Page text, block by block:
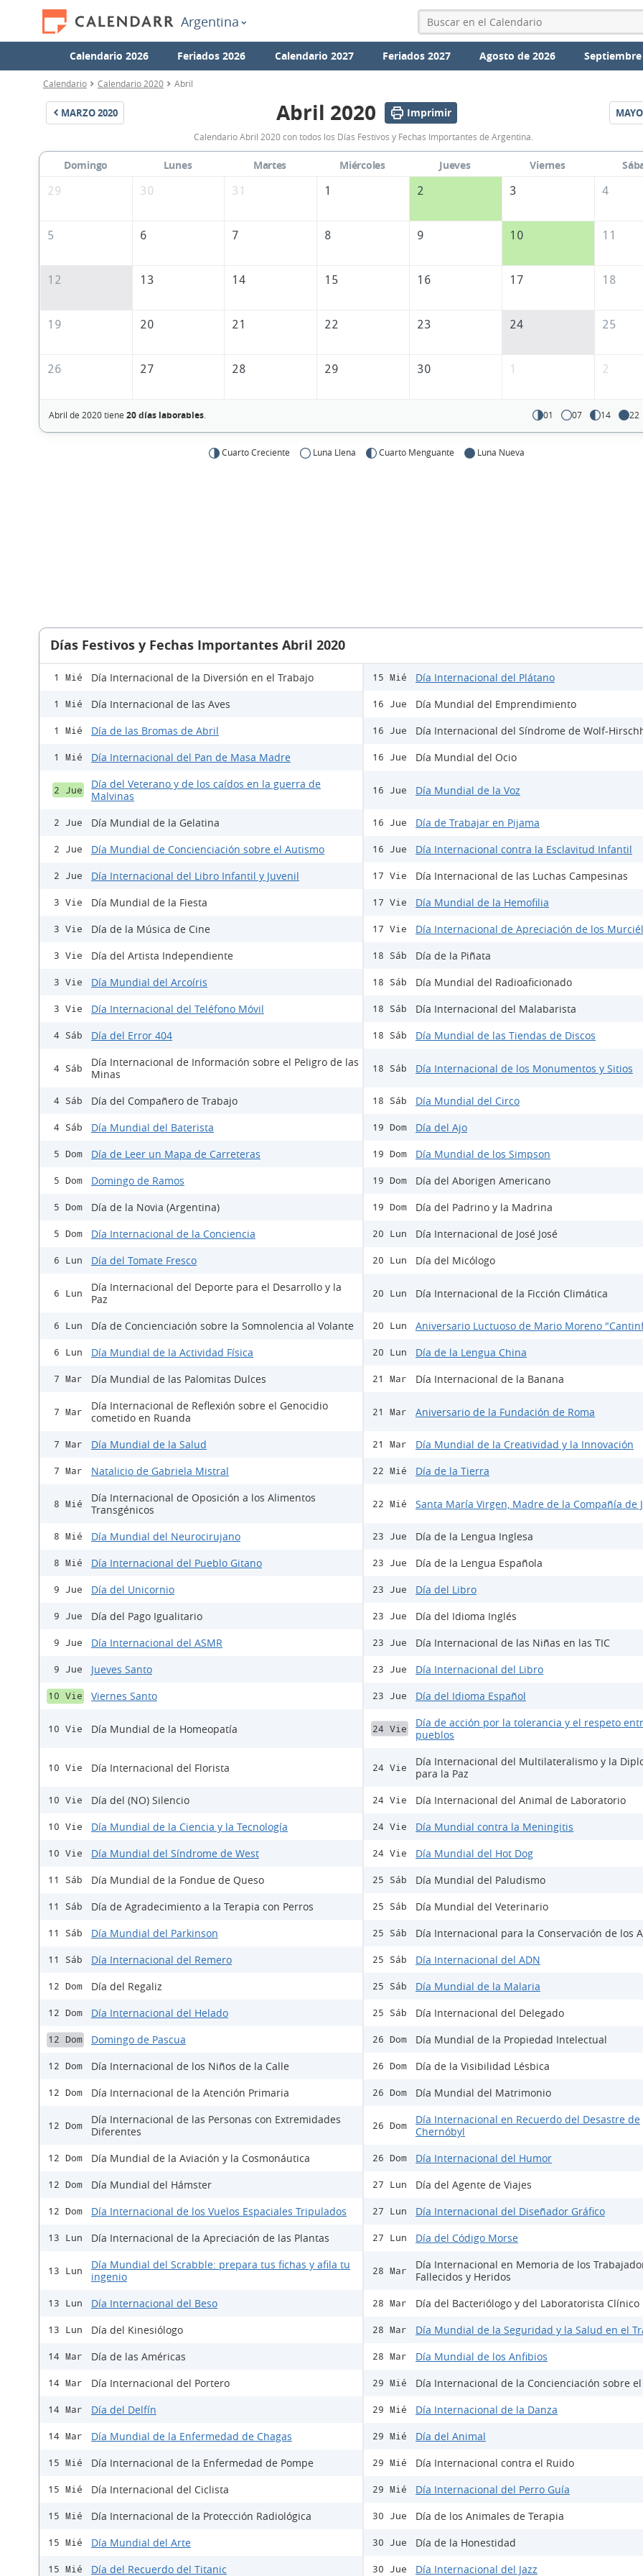
Argentina
Calendario 2026 Feriados 2026 Calendario 2027 Feriados 2027 Agosto de 2026
Calendario Calendario 2020 Abril
MARZO2020
Calendario
Abril
2020
Argentina
Abril 2020 Imprimir MAYO
Calendario Abril 2020 con todos los Días Festivos y Fechas Importantes de Argentina.
Domingo Lunes Martes Miércoles Jueves Viernes
29
30 31 1 2 3 4
5 6 7 8 9 10 11
12 13 14 15 16 17 18
19 20 21 22 23 24 25
26 27 28 29 30 1 2
Abril de 2020 tiene 20 días laborables. 01 07 14 22
Cuarto Creciente Luna Llena Cuarto Menguante Luna Nueva
Días Festivos y Fechas Importantes Abril 2020
1 Mié Día Internacional de la Diversión en el Trabajo
1 Mié Día Internacional de las Aves
1 Mié Día de las Bromas de Abril
1 Mié Día Internacional del Pan de Masa Madre
2 Jue
Día del Veterano y de los caídos en la guerra de
Malvinas
2 Jue Día Mundial de la Gelatina
2 Jue Día Mundial de Concienciación sobre el Autismo
2 Jue Día Internacional del Libro Infantil y Juvenil
3 Vie Día Mundial de la Fiesta
3 Vie Día de la Música de Cine
3 Vie Día del Artista Independiente
3 Vie Día Mundial del Arcoíris
3 Vie Día Internacional del Teléfono Móvil
4 Sáb Día del Error 404
4 Sáb
Día Internacional de Información sobre el Peligro de las
Minas
4 Sáb Día del Compañero de Trabajo
4 Sáb Día Mundial del Baterista
5 Dom Día de Leer un Mapa de Carreteras
5 Dom Domingo de Ramos
5 Dom Día de la Novia (Argentina)
5 Dom Día Internacional de la Conciencia
6 Lun Día del Tomate Fresco
6 Lun
Día Internacional del Deporte para el Desarrollo y la
Paz
6 Lun Día de Concienciación sobre la Somnolencia al Volante
6 Lun Día Mundial de la Actividad Física
7 Mar Día Mundial de las Palomitas Dulces
7 Mar
Día Internacional de Reflexión sobre el Genocidio
cometido en Ruanda
7 Mar Día Mundial de la Salud
7 Mar Natalicio de Gabriela Mistral
8 Mié
Día Internacional de Oposición a los Alimentos
Transgénicos
8 Mié Día Mundial del Neurocirujano
8 Mié Día Internacional del Pueblo Gitano
9 Jue Día del Unicornio
9 Jue Día del Pago Igualitario
9 Jue Día Internacional del ASMR
9 Jue Jueves Santo
10 Vie Viernes Santo
10 Vie Día Mundial de la Homeopatía
10 Vie Día Internacional del Florista
10 Vie Día del (NO) Silencio
10 Vie Día Mundial de la Ciencia y la Tecnología
10 Vie Día Mundial del Síndrome de West
11 Sáb Día Mundial de la Fondue de Queso
11 Sáb Día de Agradecimiento a la Terapia con Perros
11 Sáb Día Mundial del Parkinson
11 Sáb Día Internacional del Remero
12 Dom Día del Regaliz
12 Dom Día Internacional del Helado
12 Dom Domingo de Pascua
12 Dom Día Internacional de los Niños de la Calle
12 Dom Día Internacional de la Atención Primaria
12 Dom
Día Internacional de las Personas con Extremidades
Diferentes
12 Dom Día Mundial de la Aviación y la Cosmonáutica
12 Dom Día Mundial del Hámster
12 Dom Día Internacional de los Vuelos Espaciales Tripulados
13 Lun Día Internacional de la Apreciación de las Plantas
13 Lun
Día Mundial del Scrabble: prepara tus fichas y afila tu
ingenio
13 Lun Día Internacional del Beso
13 Lun Día del Kinesiólogo
14 Mar Día de las Américas
14 Mar Día Internacional del Portero
14 Mar Día del Delfín
14 Mar Día Mundial de la Enfermedad de Chagas
15 Mié Día Internacional de la Enfermedad de Pompe
15 Mié Día Internacional del Ciclista
15 Mié Día Internacional de la Protección Radiológica
15 Mié Día Mundial del Arte
15 Mié Día del Recuerdo del Titanic
15 Mié Día Internacional del Plátano
16 Jue Día Mundial del Emprendimiento
16 Jue Día Internacional del Síndrome de Wolf-
16 Jue Día Mundial del Ocio
16 Jue Día Mundial de la Voz
16 Jue Día de Trabajar en Pijama
16 Jue Día Internacional contra la Esclavitud Infantil
17 Vie Día Internacional de las Luchas Campesinas
17 Vie Día Mundial de la Hemofilia
17 Vie Día Internacional de Apreciación de los
18 Sáb Día de la Piñata
18 Sáb Día Mundial del Radioaficionado
18 Sáb Día Internacional del Malabarista
18 Sáb Día Mundial de las Tiendas de Discos
18 Sáb Día Internacional de los Monumentos y Sitios
18 Sáb Día Mundial del Circo
19 Dom Día del Ajo
19 Dom Día Mundial de los Simpson
19 Dom Día del Aborigen Americano
19 Dom Día del Padrino y la Madrina
20 Lun Día Internacional de José José
20 Lun Día del Micólogo
20 Lun Día Internacional de la Ficción Climática
20 Lun Aniversario Luctuoso de Mario Moreno
20 Lun Día de la Lengua China
21 Mar Día Internacional de la Banana
21 Mar Aniversario de la Fundación de Roma
21 Mar Día Mundial de la Creatividad y la Innovación
22 Mié Día de la Tierra
22 Mié Santa María Virgen, Madre de la Compañía de
23 Jue Día de la Lengua Inglesa
23 Jue Día de la Lengua Española
23 Jue Día del Libro
23 Jue Día del Idioma Inglés
23 Jue Día Internacional de las Niñas en las TIC
23 Jue Día Internacional del Libro
23 Jue Día del Idioma Español
24 Vie
Día de acción por la tolerancia y el respeto
pueblos
24 Vie
Día Internacional del Multilateralismo y la
para la Paz
24 Vie Día Internacional del Animal de Laboratorio
24 Vie Día Mundial contra la Meningitis
24 Vie Día Mundial del Hot Dog
25 Sáb Día Mundial del Paludismo
25 Sáb Día Mundial del Veterinario
25 Sáb Día Internacional para la Conservación de los
25 Sáb Día Internacional del ADN
25 Sáb Día Mundial de la Malaria
25 Sáb Día Internacional del Delegado
26 Dom Día Mundial de la Propiedad Intelectual
26 Dom Día de la Visibilidad Lésbica
26 Dom Día Mundial del Matrimonio
26 Dom
Día Internacional en Recuerdo del Desastre de
Chernóbyl
26 Dom Día Internacional del Humor
27 Lun Día del Agente de Viajes
27 Lun Día Internacional del Diseñador Gráfico
27 Lun Día del Código Morse
28 Mar
Día Internacional en Memoria de los
Fallecidos y Heridos
28 Mar Día del Bacteriólogo y del Laboratorista Clínico
28 Mar Día Mundial de la Seguridad y la Salud en el
28 Mar Día Mundial de los Anfibios
29 Mié Día Internacional de la Concienciación sobre
29 Mié Día Internacional de la Danza
29 Mié Día del Animal
29 Mié Día Internacional contra el Ruido
29 Mié Día Internacional del Perro Guía
30 Jue Día de los Animales de Terapia
30 Jue Día de la Honestidad
30 Jue Día Internacional del Jazz